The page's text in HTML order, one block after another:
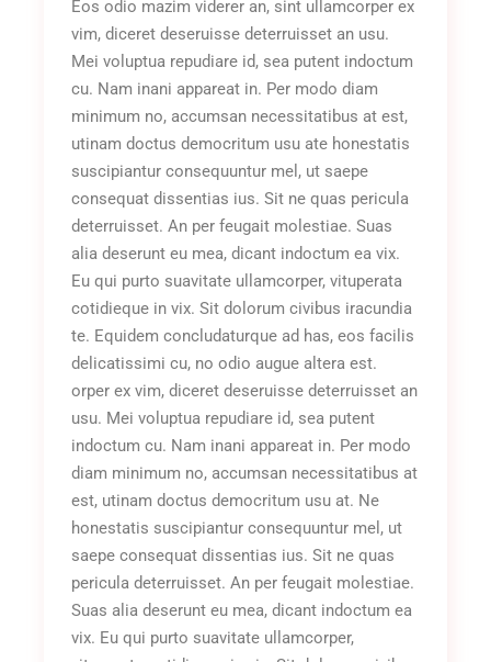
Eos odio mazim viderer an, sint ullamcorper ex
vim, diceret deseruisse deterruisset an usu.
Mei voluptua repudiare id, sea putent indoctum
cu. Nam inani appareat in. Per modo diam
minimum no, accumsan necessitatibus at est,
utinam doctus democritum usu ate honestatis
suscipiantur consequuntur mel, ut saepe
consequat dissentias ius. Sit ne quas pericula
deterruisset. An per feugait molestiae. Suas
alia deserunt eu mea, dicant indoctum ea vix.
Eu qui purto suavitate ullamcorper, vituperata
cotidieque in vix. Sit dolorum civibus iracundia
te. Equidem concludaturque ad has, eos facilis
delicatissimi cu, no odio augue altera est.
orper ex vim, diceret deseruisse deterruisset an
usu. Mei voluptua repudiare id, sea putent
indoctum cu. Nam inani appareat in. Per modo
diam minimum no, accumsan necessitatibus at
est, utinam doctus democritum usu at. Ne
honestatis suscipiantur consequuntur mel, ut
saepe consequat dissentias ius. Sit ne quas
pericula deterruisset. An per feugait molestiae.
Suas alia deserunt eu mea, dicant indoctum ea
vix. Eu qui purto suavitate ullamcorper,